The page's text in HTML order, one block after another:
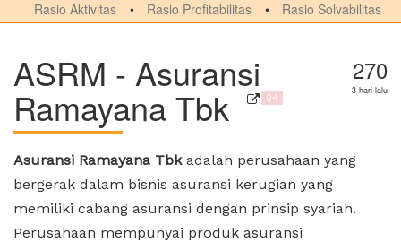
Rasio Aktivitas
Rasio Profitabilitas Rasio Solvabilitas
ASRM - Asuransi
Ramayana Tbk Q4
270
3 hari lalu
Asuransi Ramayana Tbkadalah perusahaan yang
bergerak dalam bisnis asuransi kerugian yang
memiliki cabang asuransi dengan prinsip syariah.
Perusahaan mempunyai produk asuransi